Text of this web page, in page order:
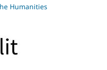
Humanities